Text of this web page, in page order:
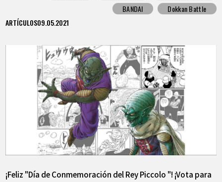
BANDAI
Dokkan Battle
ARTÍCULOS09.05.2021
¡Feliz "Día de Conmemoración del Rey Piccolo "! ¡Vota para